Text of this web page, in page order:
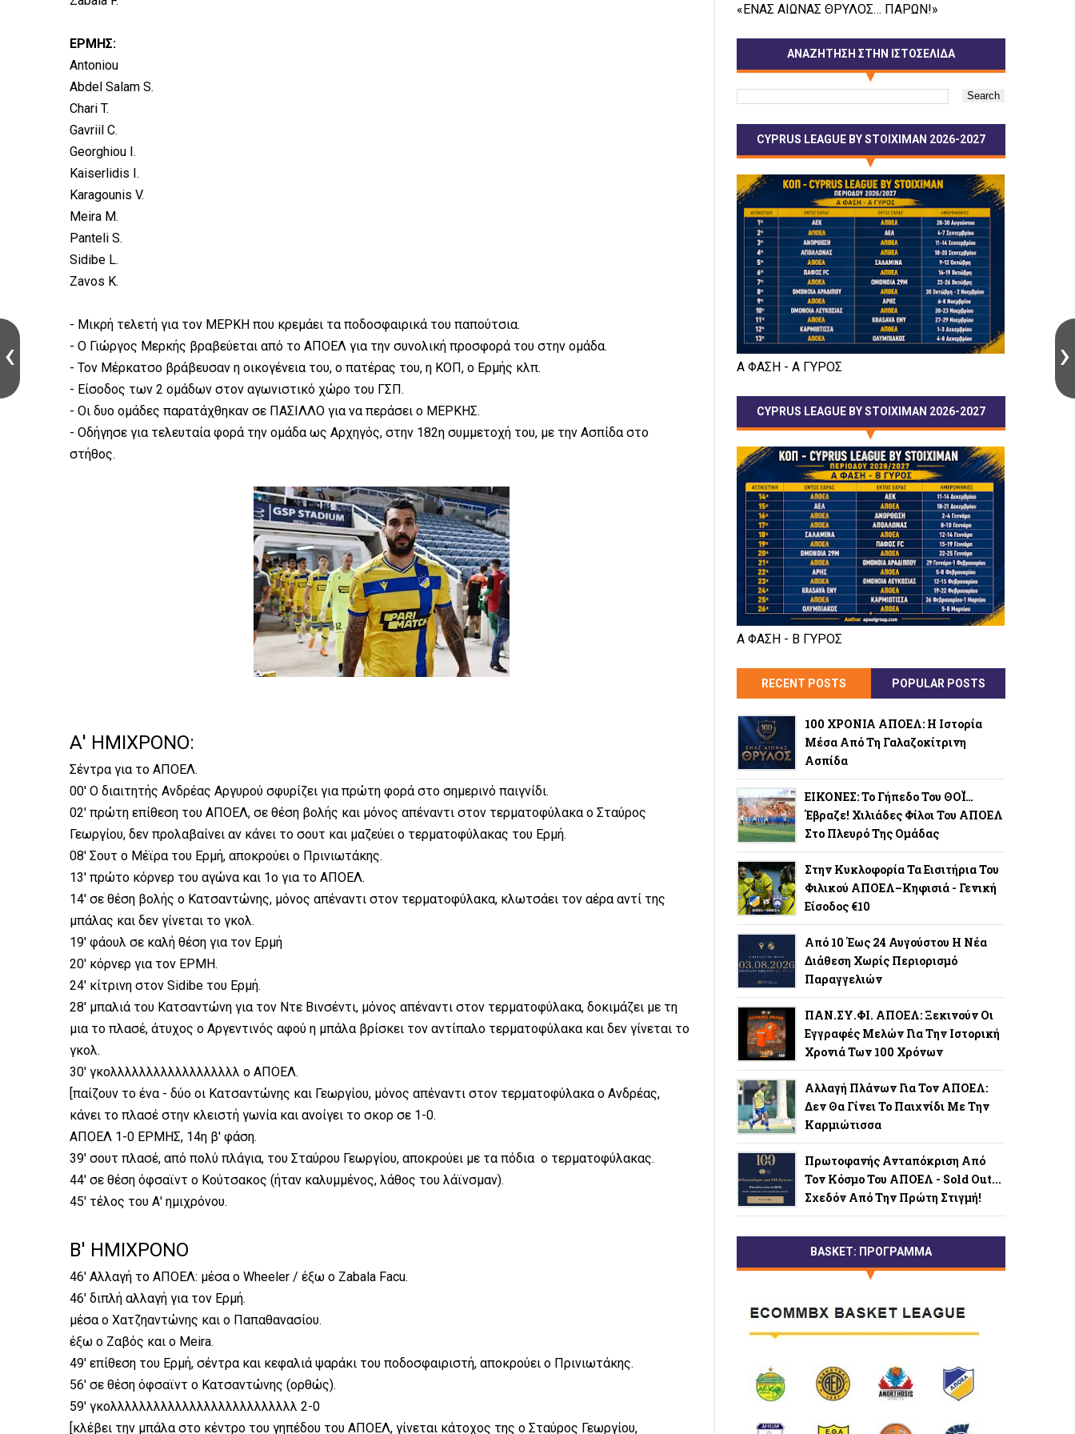
ΕΡΜΗΣ:
Antoniou
Abdel Salam S.
Chari T.
Gavriil C.
Georghiou I.
Kaiserlidis I.
Karagounis V.
Meira M.
Panteli S.
Sidibe L.
Zavos K.
- Μικρή τελετή για τον ΜΕΡΚΗ που κρεμάει τα ποδοσφαιρικά του παπούτσια.
- Ο Γιώργος Μερκής βραβεύεται από το ΑΠΟΕΛ για την συνολική προσφορά του στην ομάδα.
- Τον Μέρκατσο βράβευσαν η οικογένεια του, ο πατέρας του, η ΚΟΠ, ο Ερμής κλπ.
- Είσοδος των 2 ομάδων στον αγωνιστικό χώρο του ΓΣΠ.
- Οι δυο ομάδες παρατάχθηκαν σε ΠΑΣΙΛΛΟ για να περάσει ο ΜΕΡΚΗΣ.
- Οδήγησε για τελευταία φορά την ομάδα ως Αρχηγός, στην 182η συμμετοχή του, με την Ασπίδα στο
στήθος.
Α' ΗΜΙΧΡΟΝΟ:
Σέντρα για το ΑΠΟΕΛ.
00' Ο διαιτητής Ανδρέας Αργυρού σφυρίζει για πρώτη φορά στο σημερινό παιγνίδι.
02' πρώτη επίθεση του ΑΠΟΕΛ, σε θέση βολής και μόνος απέναντι στον τερματοφύλακα ο Σταύρος
Γεωργίου, δεν προλαβαίνει αν κάνει το σουτ και μαζεύει ο τερματοφύλακας του Ερμή.
08' Σουτ ο Μέϊρα του Ερμή, αποκρούει ο Πρινιωτάκης.
13' πρώτο κόρνερ του αγώνα και 1ο για το ΑΠΟΕΛ.
14' σε θέση βολής ο Κατσαντώνης, μόνος απέναντι στον τερματοφύλακα, κλωτσάει τον αέρα αντί της
μπάλας και δεν γίνεται το γκολ.
19' φάουλ σε καλή θέση για τον Ερμή
20' κόρνερ για τον ΕΡΜΗ.
24' κίτρινη στον Sidibe του Ερμή.
28' μπαλιά του Κατσαντώνη για τον Ντε Βινσέντι, μόνος απέναντι στον τερματοφύλακα, δοκιμάζει με τη
μια το πλασέ, άτυχος ο Αργεντινός αφού η μπάλα βρίσκει τον αντίπαλο τερματοφύλακα και δεν γίνεται το
γκολ.
30' γκολλλλλλλλλλλλλλλλλλ ο ΑΠΟΕΛ.
[παίζουν το ένα - δύο οι Κατσαντώνης και Γεωργίου, μόνος απέναντι στον τερματοφύλακα ο Ανδρέας,
κάνει το πλασέ στην κλειστή γωνία και ανοίγει το σκορ σε 1-0.
ΑΠΟΕΛ 1-0 ΕΡΜΗΣ, 14η β' φάση.
39' σουτ πλασέ, από πολύ πλάγια, του Σταύρου Γεωργίου, αποκρούει με τα πόδια ο τερματοφύλακας.
44' σε θέση όφσαϊντ ο Κούτσακος (ήταν καλυμμένος, λάθος του λάϊνσμαν).
45' τέλος του Α' ημιχρόνου.
Β' ΗΜΙΧΡΟΝΟ
46' Αλλαγή το ΑΠΟΕΛ: μέσα ο Wheeler / έξω ο Zabala Facu.
46' διπλή αλλαγή για τον Ερμή.
μέσα ο Χατζηαντώνης και ο Παπαθανασίου.
έξω ο Ζαβός και ο Meira.
49' επίθεση του Ερμή, σέντρα και κεφαλιά ψαράκι του ποδοσφαιριστή, αποκρούει ο Πρινιωτάκης.
56' σε θέση όφσαϊντ ο Κατσαντώνης (ορθώς).
59' γκολλλλλλλλλλλλλλλλλλλλλλλλλλ 2-0
[κλέβει την μπάλα στο κέντρο του γηπέδου του ΑΠΟΕΛ, γίνεται κάτοχος της ο Σταύρος Γεωργίου,
«ΕΝΑΣ ΑΙΩΝΑΣ ΘΡΥΛΟΣ… ΠΑΡΩΝ!»
ΑΝΑΖΗΤΗΣΗ ΣΤΗΝ ΙΣΤΟΣΕΛΙΔΑ
CYPRUS LEAGUE BY STOIXIMAN 2026-2027
Α ΦΑΣΗ - Α ΓΥΡΟΣ
CYPRUS LEAGUE BY STOIXIMAN 2026-2027
Α ΦΑΣΗ - Β ΓΥΡΟΣ
RECENT POSTS POPULAR POSTS
100 ΧΡΟΝΙΑ ΑΠΟΕΛ: Η Ιστορία
Μέσα Από Τη Γαλαζοκίτρινη
Ασπίδα
ΕΙΚΟΝΕΣ: Το Γήπεδο Του ΘΟΪ…
Έβραζε! Χιλιάδες Φίλοι Του ΑΠΟΕΛ
Στο Πλευρό Της Ομάδας
Στην Κυκλοφορία Τα Εισιτήρια Του
Φιλικού ΑΠΟΕΛ–Κηφισιά - Γενική
Είσοδος €10
Από 10 Έως 24 Αυγούστου Η Νέα
Διάθεση Χωρίς Περιορισμό
Παραγγελιών
ΠΑΝ.ΣΥ.ΦΙ. ΑΠΟΕΛ: Ξεκινούν Οι
Εγγραφές Μελών Για Την Ιστορική
Χρονιά Των 100 Χρόνων
Αλλαγή Πλάνων Για Τον ΑΠΟΕΛ:
Δεν Θα Γίνει Το Παιχνίδι Με Την
Καρμιώτισσα
Πρωτοφανής Ανταπόκριση Από
Τον Κόσμο Του ΑΠΟΕΛ - Sold Out...
Σχεδόν Από Την Πρώτη Στιγμή!
BASKET: ΠΡΟΓΡΑΜΜΑ